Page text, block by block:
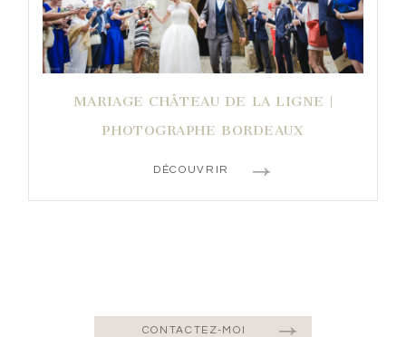
MARIAGE CHÂTEAU DE LA LIGNE |
PHOTOGRAPHE BORDEAUX
DÉCOUVRIR
CONTACTEZ-MOI